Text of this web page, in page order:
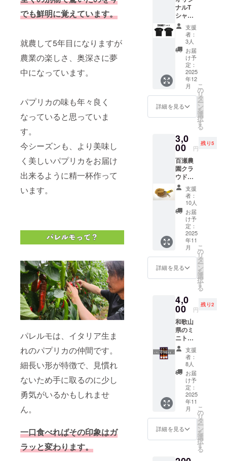
でも鮮明に覚えています。
就農して5年目になりますが
農業の楽しさ、奥深さに夢
中になっています。
パプリカの味も年々良く
なっていると思っていま
す。
今シーズンも、より美味し
く美しいパプリカをお届け
出来るように精一杯作って
います。
パレルモは、イタリア生ま
れのパプリカの仲間です。
細長い形が特徴で、見慣れ
ないため手に取るのに少し
勇気がいるかもしれませ
ん。
一口食べればその印象はガ
ラッと変わります。
ナルT
シャツ
です！
備考欄
にサイ
ズをご
記入下
さい。
サイ
ズ：S、
M、L、
XL、
XXL、
XXXL
素材：
綿100％
（ミッ
クスグ
レー：
綿
90%・
ポリエ
ステル
10%、
オート
ミー
ル：綿
99%・
ポリエ
ステル
1%、
アッ
シュ：
ステル
2%）
支援
者：
3人
お届
け予
定：
2025
年12
月
詳細を見る
こ
の
リ
タ
ー
ン
を
選
択
す
る
3,0
00 円
残り5
百瀬農
園クラ
ウド
ファウ
ンディ
ング記
念専用
たわし
キーホ
ルダー
です。
いま、
ここで
しか手
に入ら
ない専
グをご
用意
し、 い
つも以
上のゴ
シゴシ
を込め
てお届
けいた
しま
す。 少
しでも
あなた
に幸せ
が訪れ
ますよ
うに ご
しごし(-
支援
者：
10人
お届
け予
定：
2025
年11
月
詳細を見る
こ
の
リ
タ
ー
ン
を
選
択
す
る
4,0
00 円
残り2
和歌山
県のミ
ニトマ
ト農
家、小
ファー
ムさん
が生産
したミ
ニトマ
トを
使った
トマト
ジュー
ス6本
支援
者：
8人
お届
け予
定：
2025
年11
月
詳細を見る
こ
の
リ
タ
ー
ン
を
選
択
す
る